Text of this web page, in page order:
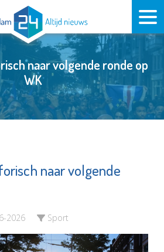
naar volgende ronde op
WK
naar volgende
2026 Sport